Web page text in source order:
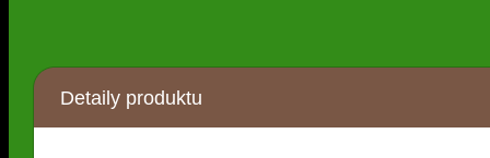
Detaily produktu